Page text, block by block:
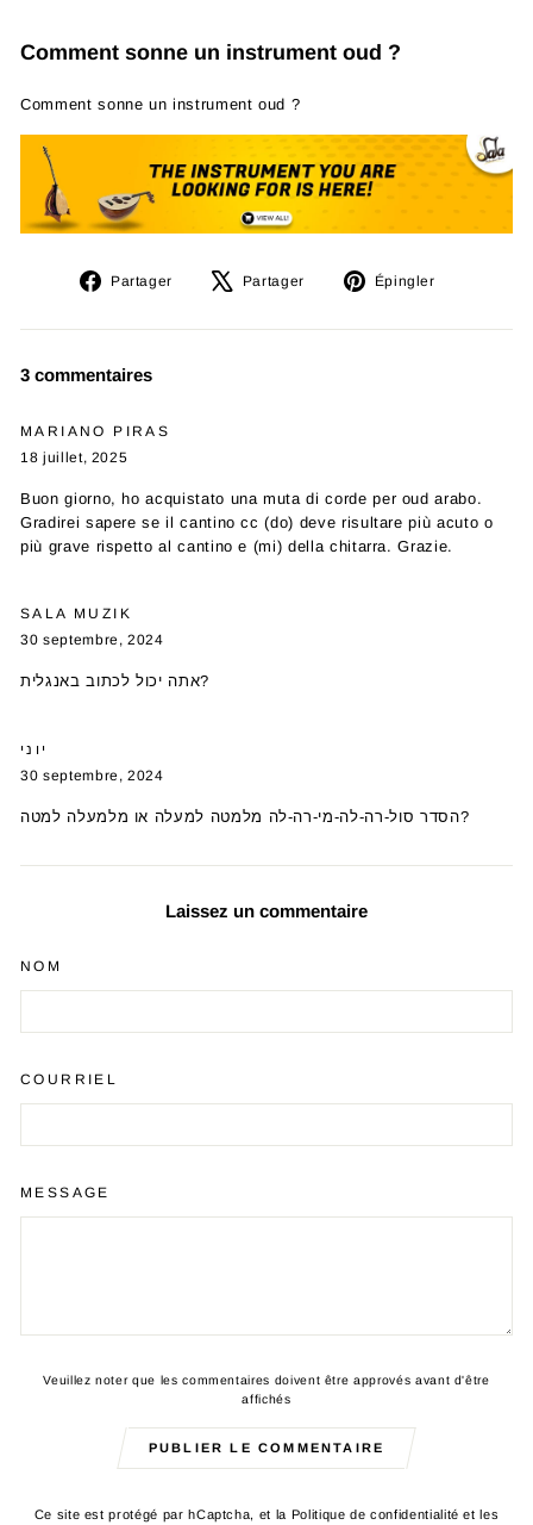
Comment sonne un instrument oud ?
Comment sonne un instrument oud ?
Partager
Partager
Facebook
Partager
Tweeter
X
Épingler
Pinterest
3 commentaires
MARIANO PIRAS
18 juillet, 2025
Buon giorno, ho acquistato una muta di corde per oud arabo.
Gradirei sapere se il cantino cc (do) deve risultare più acuto o
più grave rispetto al cantino e (mi) della chitarra. Grazie.
SALA MUZIK
30 septembre, 2024
אתה יכול לכתוב באנגלית?
יוני
30 septembre, 2024
הסדר סול-רה-לה-מי-רה-לה מלמטה למעלה או מלמעלה למטה?
Laissez un commentaire
NOM
COURRIEL
MESSAGE
Veuillez noter que les commentaires doivent être approvés avant d'être
affichés
PUBLIER LE COMMENTAIRE
Ce site est protégé par hCaptcha, et la Politique de confidentialité et les